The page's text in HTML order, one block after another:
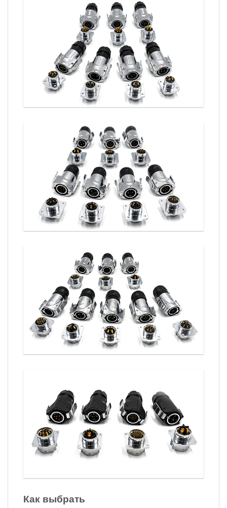
Как выбрать